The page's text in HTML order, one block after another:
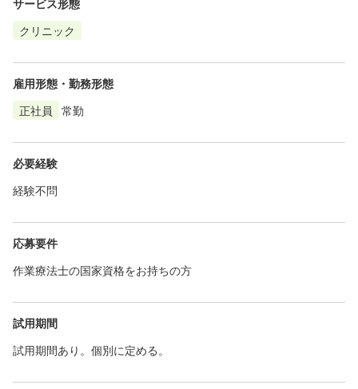
クリニック
雇用形態・勤務形態
正社員
常勤
必要経験
経験不問
応募要件
作業療法士の国家資格をお持ちの方
試用期間
試用期間あり。個別に定める。